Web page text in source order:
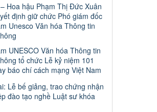
Hoa hậu Phạm Thị Đức Xuân
định giữ chức Phó giám đốc
Unesco Văn hóa Thông tin
UNESCO Văn hóa Thông tin
tổ chức Lễ kỷ niệm 101
báo chí cách mạng Việt Nam
Lễ bế giảng, trao chứng nhận
đào tạo nghề Luật sư khóa